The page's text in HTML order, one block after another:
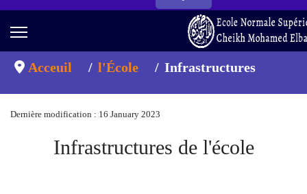
Acceuil l'École Infrastructures
Dernière modification : 16 January 2023
Infrastructures de l'école